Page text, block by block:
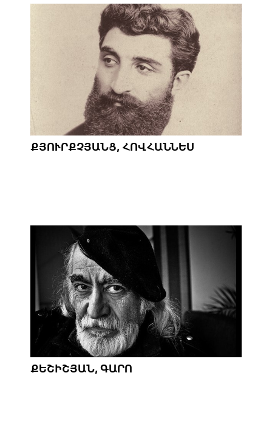
ՔՅՈՒՐՔՉՅԱՆՑ, ՀՈՎՀԱՆՆԵՍ
ՔԵՇԻՇՅԱՆ, ԳԱՐՈ